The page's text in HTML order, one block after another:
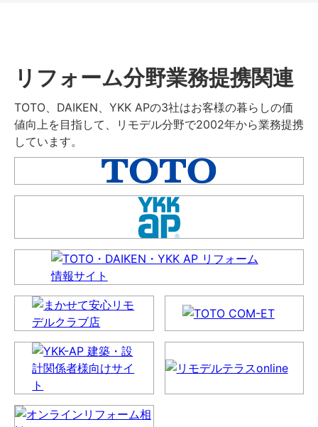
リフォーム分野業務提携関連
TOTO、DAIKEN、YKK APの3社はお客様の暮らしの価
値向上を目指して、リモデル分野で2002年から業務提携
しています。